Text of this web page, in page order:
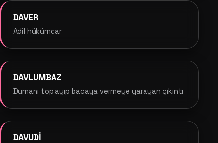
DAVER
Adil hükümdar
DAVLUMBAZ
Dumanı toplayıp bacaya vermeye yarayan çıkıntı
DAVUDİ